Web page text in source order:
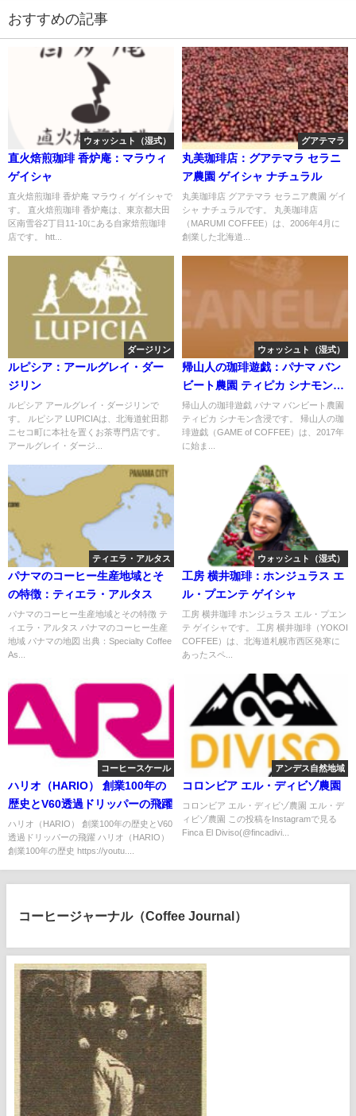
おすすめの記事
ウォッシュト（湿式）
直火焙煎珈琲 香炉庵：マラウィ
ゲイシャ
直火焙煎珈琲 香炉庵 マラウィ ゲイシャで
す。 直火焙煎珈琲 香炉庵は、東京都大田
区南雪谷2丁目11-10にある自家焙煎珈琲
店です。 htt...
グアテマラ
丸美珈琲店：グアテマラ セラニ
ア農園 ゲイシャ ナチュラル
丸美珈琲店 グアテマラ セラニア農園 ゲイ
シャ ナチュラルです。 丸美珈琲店
（MARUMI COFFEE）は、2006年4月に
創業した北海道...
ダージリン
ルピシア：アールグレイ・ダー
ジリン
ルピシア アールグレイ・ダージリンで
す。 ルピシア LUPICIAは、北海道虻田郡
ニセコ町に本社を置くお茶専門店です。
アールグレイ・ダージ...
ウォッシュト（湿式）
帰山人の珈琲遊戯：パナマ バン
ビート農園 ティピカ シナモン含
浸
帰山人の珈琲遊戯 パナマ バンビート農園
ティピカ シナモン含浸です。 帰山人の珈
琲遊戯（GAME of COFFEE）は、2017年
に始ま...
ティエラ・アルタス
パナマのコーヒー生産地域とそ
の特徴：ティエラ・アルタス
パナマのコーヒー生産地域とその特徴 テ
ィエラ・アルタス パナマのコーヒー生産
地域 パナマの地図 出典：Specialty Coffee
As...
ウォッシュト（湿式）
工房 横井珈琲：ホンジュラス エ
ル・プエンテ ゲイシャ
工房 横井珈琲 ホンジュラス エル・プエン
テ ゲイシャです。 工房 横井珈琲（YOKOI
COFFEE）は、北海道札幌市西区発寒に
あったスペ...
コーヒースケール
ハリオ（HARIO） 創業100年の
歴史とV60透過ドリッパーの飛躍
ハリオ（HARIO） 創業100年の歴史とV60
透過ドリッパーの飛躍 ハリオ（HARIO）
創業100年の歴史 https://youtu....
アンデス自然地域
コロンビア エル・ディビゾ農園
コロンビア エル・ディビゾ農園 エル・デ
ィビゾ農園 この投稿をInstagramで見る
Finca El Diviso(@fincadivi...
コーヒージャーナル（Coffee Journal）